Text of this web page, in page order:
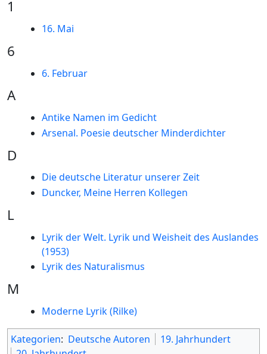
1
16. Mai
6
6. Februar
A
Antike Namen im Gedicht
Arsenal. Poesie deutscher Minderdichter
D
Die deutsche Literatur unserer Zeit
Duncker, Meine Herren Kollegen
L
Lyrik der Welt. Lyrik und Weisheit des Auslandes
(1953)
Lyrik des Naturalismus
M
Moderne Lyrik (Rilke)
Kategorien: Deutsche Autoren
19. Jahrhundert